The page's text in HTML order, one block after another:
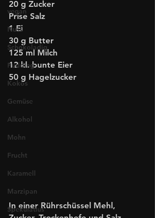
vegan
Nuss
Schokoladig
Pudding
Kokos
Gemüse
Alkohol
Mohn
Frucht
Karamell
Marzipan
Spekulatius
20 g Zucker
Prise Salz
1 Ei
30 g Butter
125 ml Milch
12 kl. bunte Eier
50 g Hagelzucker
In einer Rührschüssel Mehl,